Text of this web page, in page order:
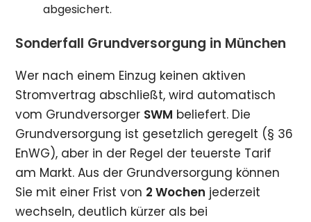
abgesichert.
Sonderfall Grundversorgung in München
Wer nach einem Einzug keinen aktiven
Stromvertrag abschließt, wird automatisch
vom Grundversorger SWM beliefert. Die
Grundversorgung ist gesetzlich geregelt (§ 36
EnWG), aber in der Regel der teuerste Tarif
am Markt. Aus der Grundversorgung können
Sie mit einer Frist von 2 Wochen jederzeit
wechseln, deutlich kürzer als bei